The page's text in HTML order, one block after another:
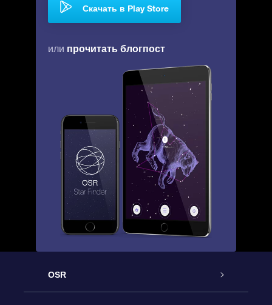
Скачать в Play Store
или прочитать блогпост
OSR